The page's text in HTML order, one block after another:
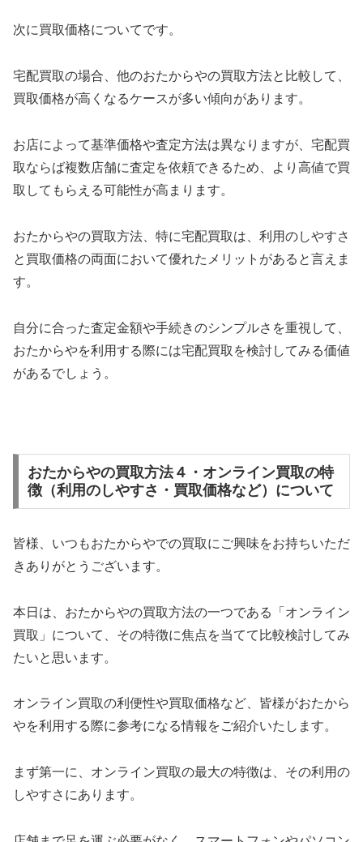
次に買取価格についてです。
宅配買取の場合、他のおたからやの買取方法と比較して、
買取価格が高くなるケースが多い傾向があります。
お店によって基準価格や査定方法は異なりますが、宅配買
取ならば複数店舗に査定を依頼できるため、より高値で買
取してもらえる可能性が高まります。
おたからやの買取方法、特に宅配買取は、利用のしやすさ
と買取価格の両面において優れたメリットがあると言えま
す。
自分に合った査定金額や手続きのシンプルさを重視して、
おたからやを利用する際には宅配買取を検討してみる価値
があるでしょう。
おたからやの買取方法４・オンライン買取の特
徴（利用のしやすさ・買取価格など）について
皆様、いつもおたからやでの買取にご興味をお持ちいただ
きありがとうございます。
本日は、おたからやの買取方法の一つである「オンライン
買取」について、その特徴に焦点を当てて比較検討してみ
たいと思います。
オンライン買取の利便性や買取価格など、皆様がおたから
やを利用する際に参考になる情報をご紹介いたします。
まず第一に、オンライン買取の最大の特徴は、その利用の
しやすさにあります。